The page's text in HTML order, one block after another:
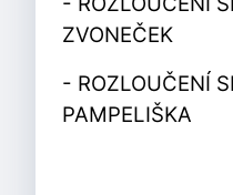
ZVONEČEK
- ROZLOUČENÍ
PAMPELIŠKA